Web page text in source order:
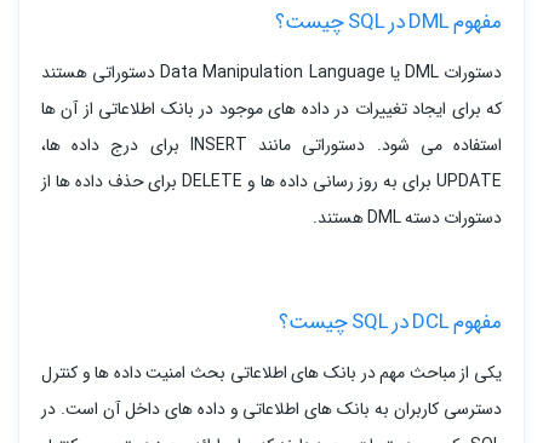
مفهوم DML در SQL چیست؟
دستورات DML یا Data Manipulation Language دستوراتی هستند
که برای ایجاد تغییرات در داده های موجود در بانک اطلاعاتی از آن ها
استفاده می شود. دستوراتی مانند INSERT برای درج داده ها،
UPDATE برای به روز رسانی داده ها و DELETE برای حذف داده ها از
دستورات دسته DML هستند.
مفهوم DCL در SQL چیست؟
یکی از مباحث مهم در بانک های اطلاعاتی بحث امنیت داده ها و کنترل
دسترسی کاربران به بانک های اطلاعاتی و داده های داخل آن است. در